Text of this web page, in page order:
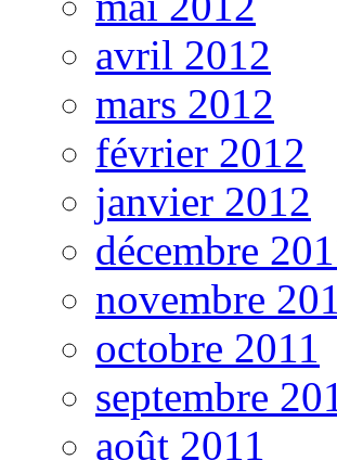
avril 2012
mars 2012
février 2012
janvier 2012
décembre
novembre
octobre 2011
septembre
août 2011